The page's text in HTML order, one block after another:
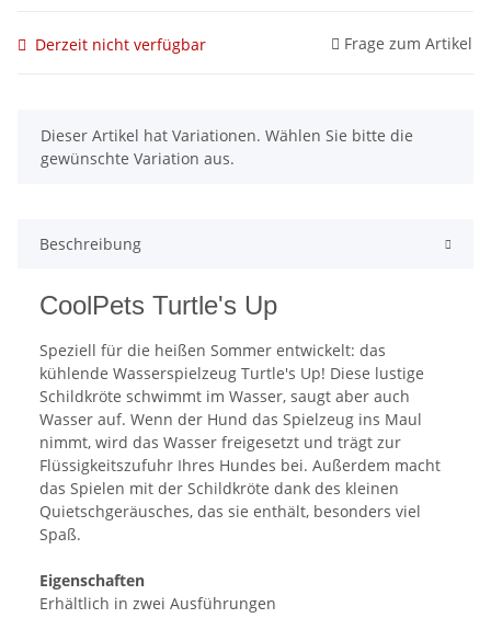
Derzeit nicht verfügbar Frage zum Artikel
x
Dieser Artikel hat Variationen. Wählen Sie bitte die
gewünschte Variation aus.
Beschreibung
CoolPets Turtle's Up
Speziell für die heißen Sommer entwickelt: das
kühlende Wasserspielzeug Turtle's Up! Diese lustige
Schildkröte schwimmt im Wasser, saugt aber auch
Wasser auf. Wenn der Hund das Spielzeug ins Maul
nimmt, wird das Wasser freigesetzt und trägt zur
Flüssigkeitszufuhr Ihres Hundes bei. Außerdem macht
das Spielen mit der Schildkröte dank des kleinen
Quietschgeräusches, das sie enthält, besonders viel
Spaß.
Eigenschaften
Erhältlich in zwei Ausführungen